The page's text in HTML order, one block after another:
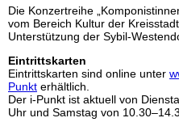
Die Konzertreihe
vom Bereich Kultur der
Unterstützung der Sybil-
Eintrittskarten
Eintrittskarten sind online unter
Punkt erhältlich.
Der i-Punkt ist aktuell von
Uhr und Samstag von